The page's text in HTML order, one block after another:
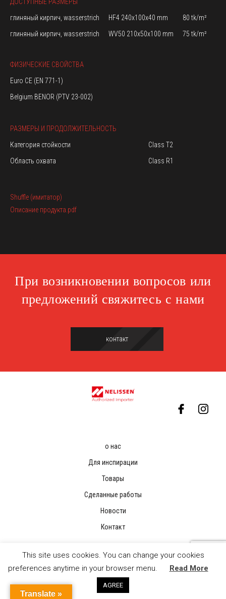
глиняный кирпич, wasserstrich
HF4 240x100x40 mm
80 tk/m²
глиняный кирпич, wasserstrich
WV50 210x50x100 mm 75 tk/m²
ФИЗИЧЕСКИЕ СВОЙСТВА
Euro CE (EN 771-1)
Belgium BENOR (PTV 23-002)
РАЗМЕРЫ И ПРОДОЛЖИТЕЛЬНОСТЬ
Категория стойкости
Class T2
Область охвата
Class R1
Shuffle (имитатор)
Описание продукта.pdf
При возникновении вопросов или
предложений свяжитесь с нами
контакт
о нас
Для инспирации
Товары
Сделанные работы
Новости
Контакт
This site uses cookies. You can change your cookies
preferences anytime in your browser menu.
Read More
AGREE
Translate »